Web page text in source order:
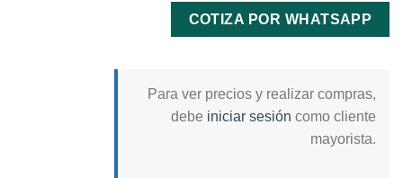
COTIZA POR WHATSAPP
Para ver precios y realizar compras,
debe iniciar sesión como cliente
mayorista.